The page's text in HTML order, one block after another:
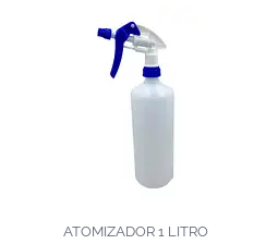
ATOMIZADOR 1 LITRO